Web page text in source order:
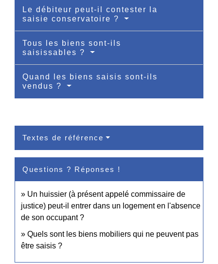
Le débiteur peut-il contester la
saisie conservatoire ?
Tous les biens sont-ils
saisissables ?
Quand les biens saisis sont-ils
vendus ?
Textes de référence
Questions ? Réponses !
Un huissier (à présent appelé commissaire de
justice) peut-il entrer dans un logement en l'absence
de son occupant ?
Quels sont les biens mobiliers qui ne peuvent pas
être saisis ?